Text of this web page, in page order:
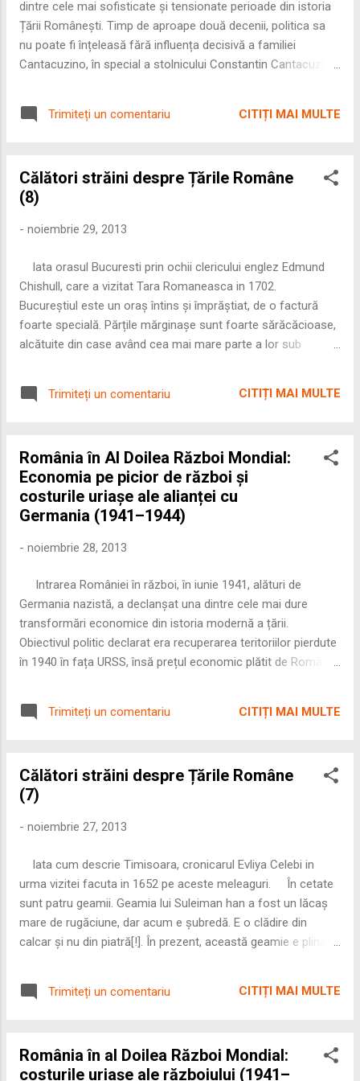
dintre cele mai sofisticate și tensionate perioade din istoria
Țării Românești. Timp de aproape două decenii, politica sa
nu poate fi înțeleasă fără influența decisivă a familiei
Cantacuzino, în special a stolnicului Constantin Cantacuzino
brâncovenești. 🏛️ 1. Ascensiunea lui Brâncoveanu – opera
Cantacuzinilor Rămas orfan de tată după răscoala
și spătarul Mihai Cantacuzino, l-au format politic și l-au
impus pe tron în 1688, înlăturându-l pe tânărul Gheorghe, fiul
intern al țării, • evitarea unei orientări pripite spre Austria, într-
Politica de echilibru între Austria și Imperiul Otoman
Brâncoveanu a practicat o politică e...
Trimiteți un comentariu CITIȚI MAI MULTE
Călători străini despre Țările Române
(8)
- noiembrie 29, 2013
Iata orasul Bucuresti prin ochii clericului englez Edmund
Chishull, care a vizitat Tara Romaneasca in 1702.
Bucureștiul este un oraș întins și împrăștiat, de o factură
foarte specială. Părțile mărginașe sunt foarte sărăcăcioase,
alcătuite din case având cea mai mare parte a lor sub
cu paie sau coajă de copac. Case mai bune sunt prin jurul
palatului domnesc și sunt învelite cu șindrilă frumoasă, cu
stejar așezate cât se poate de aproape unele de altele.
Străzile parcă ar fi un pod neîntrerupt, fiind podite de la o
margine la cealaltă cu dulapi masivi, lungi de zece yarzi și
largi de tot atâtea degete, și această lucrare, oricât ar părea
orașului, pe o lungime de câteva mile, socotindu-le împreună.
Trimiteți un comentariu CITIȚI MAI MULTE
România în Al Doilea Război Mondial:
Economia pe picior de război și
costurile uriașe ale alianței cu
Germania (1941–1944)
- noiembrie 28, 2013
Intrarea României în război, în iunie 1941, alături de
Germania nazistă, a declanșat una dintre cele mai dure
transformări economice din istoria modernă a țării.
Obiectivul politic declarat era recuperarea teritoriilor pierdute
în 1940 în fața URSS, însă prețul economic plătit de România
analizează, într-o manieră clară și structurată, modul în care
economia românească a fost militarizată, exploatată și, în
declanșarea operațiunilor militare, întreaga economie a fost
reorganizată pentru efortul de război: • se înființează
controlează producția, prețurile, circulația mărfurilor; • legea
firmelor cu capital străin. Industria devine principalul
instrument al efortului militar, iar...
Trimiteți un comentariu CITIȚI MAI MULTE
Călători străini despre Țările Române
(7)
- noiembrie 27, 2013
Iata cum descrie Timisoara, cronicarul Evliya Celebi in
urma vizitei facuta in 1652 pe aceste meleaguri. În cetate
sunt patru geamii. Geamia lui Suleiman han a fost un lăcaș
mare de rugăciune, dar acum e șubredă. E o clădire din
calcar și nu din piatră[!]. În prezent, această geamie e plină
geamia Gemgeme [?], geamia Șiket [?], patru lăcașuri pentru
derviși, șapte școli pentru copii, trei hanuri și patru băi
cetate se găsesc patru sute de dughene; bazarul este
împodobit, iar toate străzile sunt pardosite cu scânduri; pavaj
Trimiteți un comentariu CITIȚI MAI MULTE
România în al Doilea Război Mondial:
costurile uriașe ale războiului (1941–